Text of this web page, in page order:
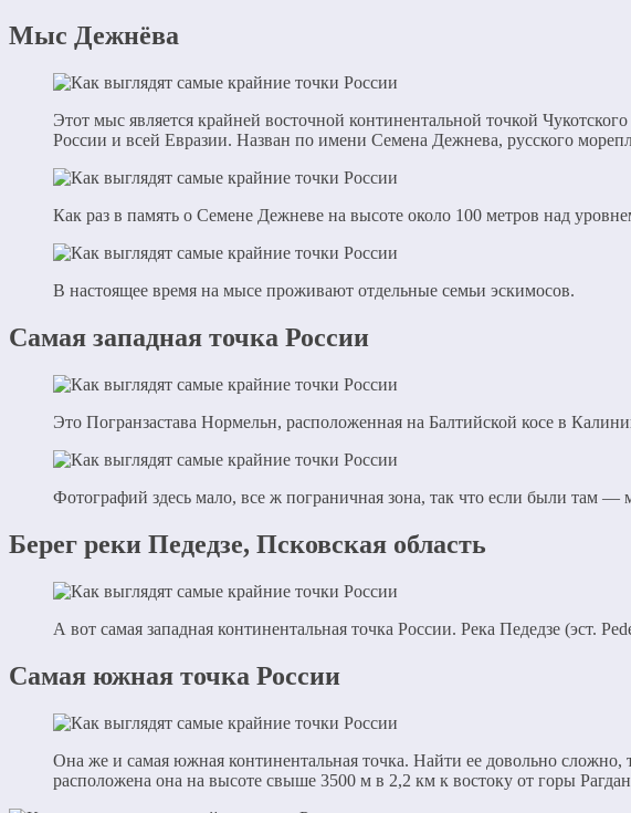
Мыс Дежнёва
Этот мыс является крайней восточной континентальной точкой
России и всей Евразии. Назван по имени Семена Дежнева, русского
Как раз в память о Семене Дежневе на высоте около 100 метров над
В настоящее время на мысе проживают отдельные семьи эскимосов.
Самая западная точка России
Это Погранзастава Нормельн, расположенная на Балтийской косе в
Фотографий здесь мало, все ж пограничная зона, так что если были там —
Берег реки Педедзе, Псковская область
А вот самая западная континентальная точка России. Река Педедзе (эст.
Самая южная точка России
Она же и самая южная континентальная точка. Найти ее довольно сложно,
расположена она на высоте свыше 3500 м в 2,2 км к востоку от горы